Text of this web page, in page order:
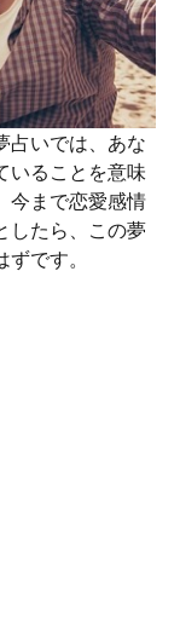
占いでは、あな
いることを意味
今まで恋愛感情
したら、この夢
です。